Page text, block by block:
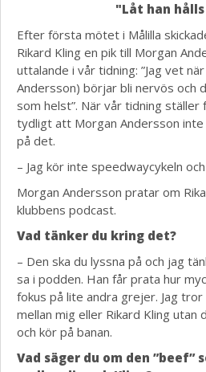
"Låt han
Efter första mötet i Målilla
Rikard Kling en pik till Morgan
uttalande i vår tidning: ”Jag vet
Andersson) börjar bli nervös och
som helst”. När vår tidning
tydligt att Morgan Andersson
på det.
– Jag kör inte speedwaycykeln
Morgan Andersson pratar om
klubbens podcast.
Vad tänker du kring det?
– Den ska du lyssna på och jag
sa i podden. Han får prata hur
fokus på lite andra grejer. Jag
mellan mig eller Rikard Kling
och kör på banan.
Vad säger du om den ”beef”